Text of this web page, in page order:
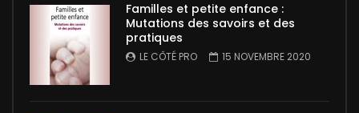
Familles et petite enfance :
Mutations des savoirs et des
pratiques
LE CÔTÉ PRO 15 NOVEMBRE 2020